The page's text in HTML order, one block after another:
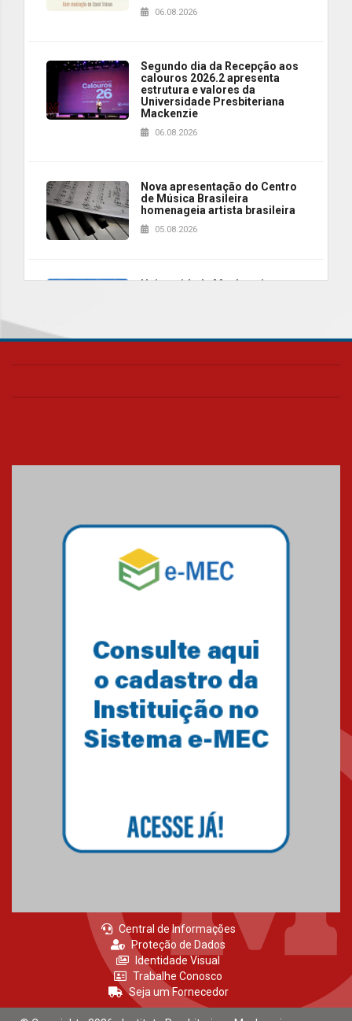
06.08.2026
Segundo dia da Recepção aos
calouros 2026.2 apresenta
estrutura e valores da
Universidade Presbiteriana
Mackenzie
06.08.2026
Nova apresentação do Centro
de Música Brasileira
homenageia artista brasileira
05.08.2026
Universidade Mackenzie
das novas tecnologias em
04.08.2026
Como o Colégio Mackenzie
Brasília prepara seus
Como os pais podem investir
na educação dos filhos além da
escola
docentes para debater
inovação e desafios da
educação superior
04.08.2026
Central de Informações
Proteção de Dados
Identidade Visual
Trabalhe Conosco
Seja um Fornecedor